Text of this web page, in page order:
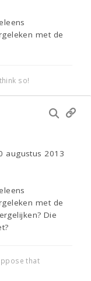
met de
so!
augustus 2013
met de
Die
that